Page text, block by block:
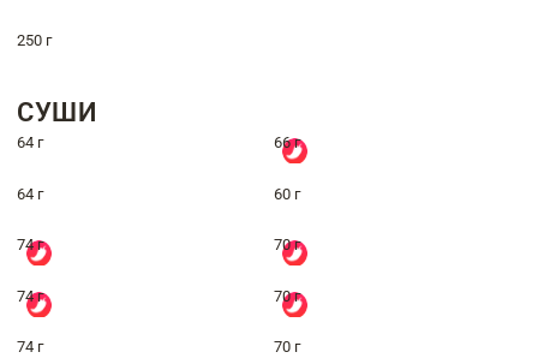
250 г
СУШИ
64 г 66 г
64 г 60 г
74 г 70 г
74 г 70 г
74 г 70 г